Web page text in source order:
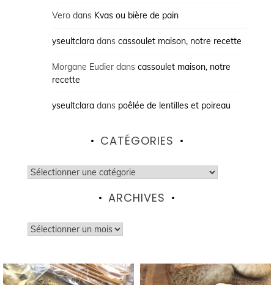
Verodans Kvas ou bière de pain
yseultclaradans cassoulet maison, notre recette
Morgane Eudierdans cassoulet maison, notre
recette
yseultclaradans poêlée de lentilles et poireau
CATÉGORIES
Catégories
ARCHIVES
Archives